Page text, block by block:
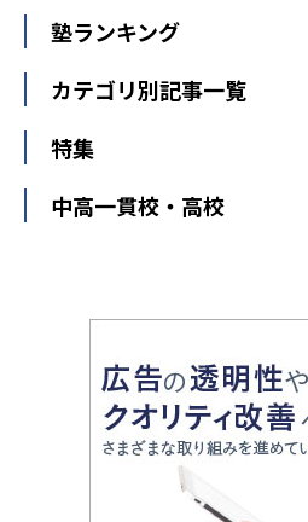
関東
東京都
神奈川県
栃木県
群馬県
新潟県
中部
愛知県
静岡県
大阪府
兵庫県 京都府
鳥取県
島根県 岡山県
香川県
東京個別指導学院
明光義塾
個別教室のトライ
武田塾
個別指導
オンライン指導
塾ランキング
中学受験ランキング
カテゴリ別記事一覧
中学受験
大学受験
教育全般
大学受験塾の選び方
中学受験に熱心な市区町村
小学校受験
家庭教師
特集
開成番長直伝！子どもの受験
運動と遊びを考える
情報Ⅰ、数学が苦手な人注目
アップ法
悩み多き「大学受験」相談室
英語・英会話・英検対策
小学校教師が解説！中学受験
中高一貫校・高校
大学入試改革
ママテクエグザム
進化する中高一貫校・高校